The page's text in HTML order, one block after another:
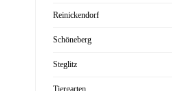
Reinickendorf
Schöneberg
Steglitz
Tiergarten